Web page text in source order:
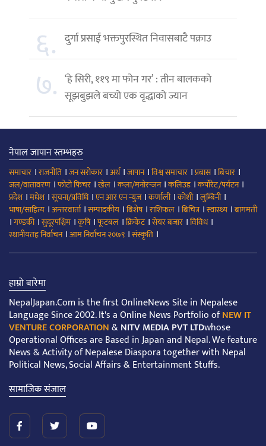
६. दुर्गा प्रसाईं भक्तपुरस्थित निवासबाटै पक्राउ
७. ‘हे सिरी, ११९ मा फोन गर’ : तीन बालकको
सूझबुझले बच्यो एक वृद्धाको ज्यान
नेपाल जापान स्तम्भहरु
समाचार ।राजनीति ।जन सरोकार ।अर्थ।जापान।विश्व समाचार ।प्रबास।बिचार ।
जल/वातावरण ।फोटो फिचर ।खेल ।कला/मनोरन्जन।कलिउड।कर्पोरेट/पर्यटन।
प्रदेश।मधेश।सूचना/प्रविधि।एन आर एन न्युज।कर्णाली।कोशी।लुम्बिनी।
भाषा/साहित्य ।अन्तरवार्ता।सम्पादकीय ।बिशेष।राशिफल ।बिचित्र।स्वास्थ्य ।बागमती
।गण्डकी।सुदूरपश्चिम ।कृषि।फूटबल ।क्रिकेट।सेयर बजार ।विविध।
स्थानीयतह निर्वाचन।आम निर्वाचन २०७९ ।संस्कृति ।
हाम्रो बारेमा
NepalJapan.Com is the first OnlineNews Site in Nepalese
Language Since 2002. It's a Online News Portfolio ofNEW IT
VENTURE CORPORATION&NITV MEDIA PVT LTDwhose
Operational Offices are Based in Japan and Nepal. We feature
News & Activity of Nepalese Diaspora together with Nepal
Political News, Social Affairs & Entertainment Stuffs.
सामाजिक संजाल